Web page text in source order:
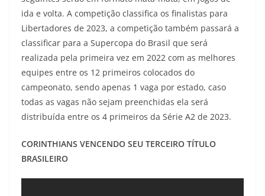
ida e volta. A competição classifica os finalistas para
Libertadores de 2023, a competição também passará a
classificar para a Supercopa do Brasil que será
realizada pela primeira vez em 2022 com as melhores
equipes entre os 12 primeiros colocados do
campeonato, sendo apenas 1 vaga por estado, caso
todas as vagas não sejam preenchidas ela será
distribuída entre os 4 primeiros da Série A2 de 2023.
CORINTHIANS VENCENDO SEU TERCEIRO TÍTULO
BRASILEIRO